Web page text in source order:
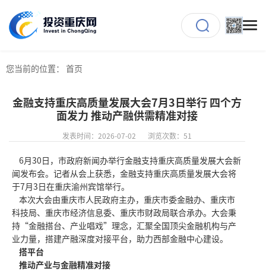
您当前的位置： 首页
金融支持重庆高质量发展大会7月3日举行 四个方
面发力 推动产融供需精准对接
发表时间：2026-07-02 浏览次数：51
6月30日，市政府新闻办举行金融支持重庆高质量发展大会新
闻发布会。记者从会上获悉，金融支持重庆高质量发展大会将
于7月3日在重庆渝州宾馆举行。
本次大会由重庆市人民政府主办，重庆市委金融办、重庆市
科技局、重庆市经济信息委、重庆市财政局联合承办。大会秉
持“金融搭台、产业唱戏”理念，汇聚全国顶尖金融机构与产
业力量，搭建产融深度对接平台，助力西部金融中心建设。
搭平台
推动产业与金融精准对接